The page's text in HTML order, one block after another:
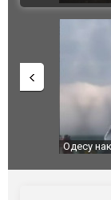
Одесу